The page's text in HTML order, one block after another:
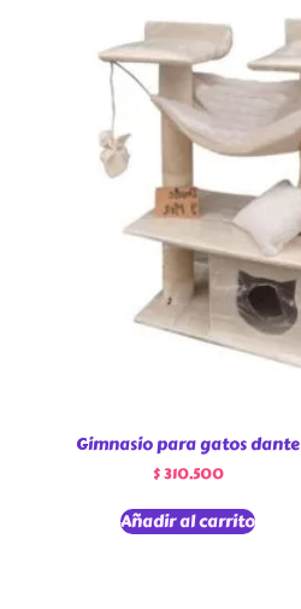
Gimnasio para gatos dante
$310.500
Añadir al carrito